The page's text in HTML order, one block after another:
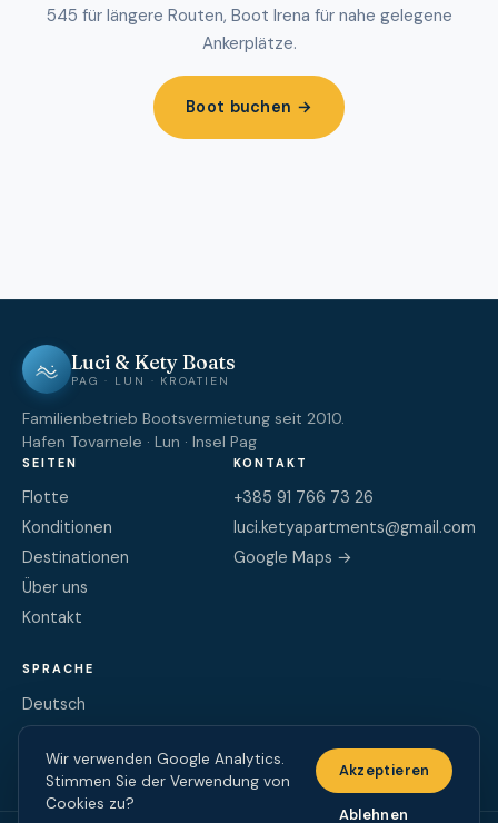
545 für längere Routen, Boot Irena für nahe gelegene
Ankerplätze.
Boot buchen →
Luci & Kety Boats
PAG · LUN · KROATIEN
Familienbetrieb Bootsvermietung seit 2010.
Hafen Tovarnele · Lun · Insel Pag
SEITEN
Flotte
Konditionen
Destinationen
Über uns
Kontakt
KONTAKT
+385 91 766 73 26
luci.ketyapartments@gmail.com
Google Maps →
SPRACHE
Deutsch
English
Hrvatski
Wir verwenden Google Analytics.
Stimmen Sie der Verwendung von
Cookies zu?
Akzeptieren
Ablehnen